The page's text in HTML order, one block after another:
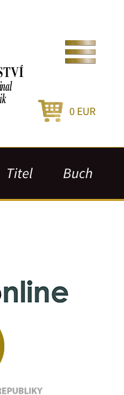
0 EUR
Titel Buch